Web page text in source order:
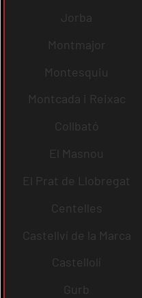
Jorba
Montmajor
Montesquiu
Montcada i Reixac
Collbató
El Masnou
El Prat de Llobregat
Centelles
Castellví de la Marca
Castellolí
Gurb